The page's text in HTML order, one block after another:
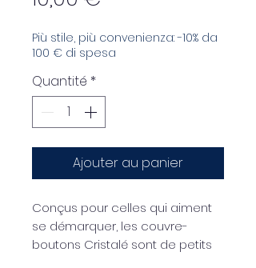
Più stile, più convenienza: -10% da
100 € di spesa
Quantité *
Ajouter au panier
Conçus pour celles qui aiment
se démarquer, les couvre-
boutons Cristalé sont de petits